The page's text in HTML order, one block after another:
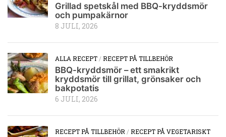
Grillad spetskål med BBQ-kryddsmör
och pumpakärnor
8 JULI, 2026
ALLA RECEPT /RECEPT PÅ TILLBEHÖR
BBQ-kryddsmör – ett smakrikt
kryddsmör till grillat, grönsaker och
bakpotatis
6 JULI, 2026
RECEPT PÅ TILLBEHÖR /RECEPT PÅ VEGETARISKT